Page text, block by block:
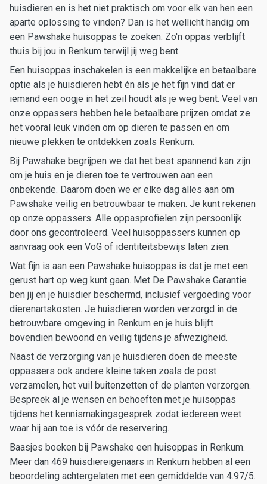
huisdieren en is het niet praktisch om voor elk van hen een
aparte oplossing te vinden? Dan is het wellicht handig om
een Pawshake huisoppas te zoeken. Zo'n oppas verblijft
thuis bij jou in Renkum terwijl jij weg bent.
Een huisoppas inschakelen is een makkelijke en betaalbare
optie als je huisdieren hebt én als je het fijn vind dat er
iemand een oogje in het zeil houdt als je weg bent. Veel van
onze oppassers hebben hele betaalbare prijzen omdat ze
het vooral leuk vinden om op dieren te passen en om
nieuwe plekken te ontdekken zoals Renkum.
Bij Pawshake begrijpen we dat het best spannend kan zijn
om je huis en je dieren toe te vertrouwen aan een
onbekende. Daarom doen we er elke dag alles aan om
Pawshake veilig en betrouwbaar te maken. Je kunt rekenen
op onze oppassers. Alle oppasprofielen zijn persoonlijk
door ons gecontroleerd. Veel huisoppassers kunnen op
aanvraag ook een VoG of identiteitsbewijs laten zien.
Wat fijn is aan een Pawshake huisoppas is dat je met een
gerust hart op weg kunt gaan. Met De Pawshake Garantie
ben jij en je huisdier beschermd, inclusief vergoeding voor
dierenartskosten. Je huisdieren worden verzorgd in de
betrouwbare omgeving in Renkum en je huis blijft
bovendien bewoond en veilig tijdens je afwezigheid.
Naast de verzorging van je huisdieren doen de meeste
oppassers ook andere kleine taken zoals de post
verzamelen, het vuil buitenzetten of de planten verzorgen.
Bespreek al je wensen en behoeften met je huisoppas
tijdens het kennismakingsgesprek zodat iedereen weet
waar hij aan toe is vóór de reservering.
Baasjes boeken bij Pawshake een huisoppas in Renkum.
Meer dan 469 huisdiereigenaars in Renkum hebben al een
beoordeling achtergelaten met een gemiddelde van 4.97/5.